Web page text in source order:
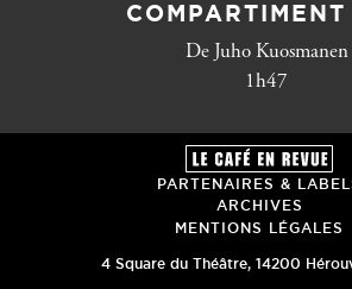
COMPARTIMENT
De Juho Kuosmanen
1h47
PARTENAIRES &
ARCHIVES
MENTIONS LÉGALES
4 Square du Théâtre, 14200